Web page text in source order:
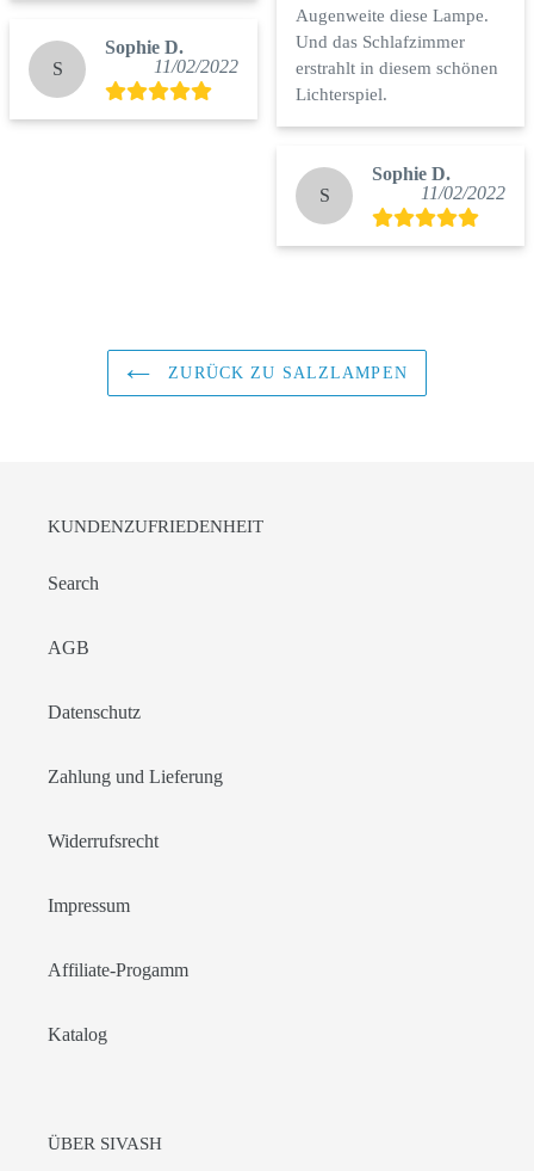
S
Sophie D.
11/02/2022
Augenweite diese Lampe.
Und das Schlafzimmer
erstrahlt in diesem schönen
Lichterspiel.
S
Sophie D.
11/02/2022
ZURÜCK ZU SALZLAMPEN
KUNDENZUFRIEDENHEIT
Search
AGB
Datenschutz
Zahlung und Lieferung
Widerrufsrecht
Impressum
Affiliate-Progamm
Katalog
ÜBER SIVASH